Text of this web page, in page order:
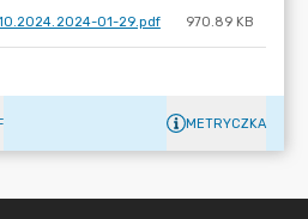
01-29.pdf 970.89 KB
METRYCZKA